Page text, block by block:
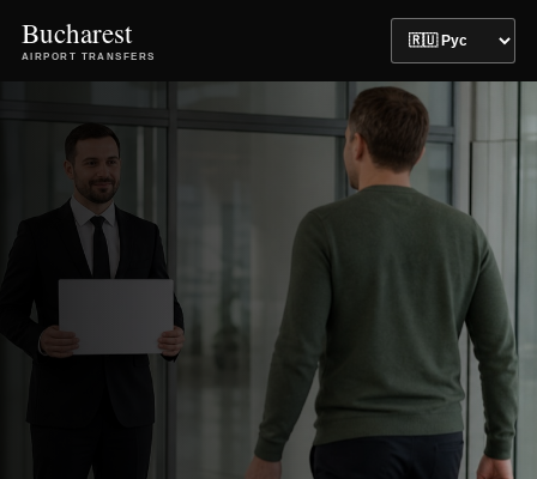
Bucharest
AIRPORT TRANSFERS